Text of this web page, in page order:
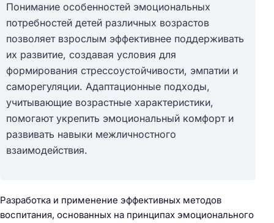
Понимание особенностей эмоциональных
потребностей детей различных возрастов
позволяет взрослым эффективнее поддерживать
их развитие, создавая условия для
формирования стрессоустойчивости, эмпатии и
саморегуляции. Адаптационные подходы,
учитывающие возрастные характеристики,
помогают укрепить эмоциональный комфорт и
развивать навыки межличностного
взаимодействия.
Разработка и применение эффективных методов
воспитания, основанных на принципах эмоционального